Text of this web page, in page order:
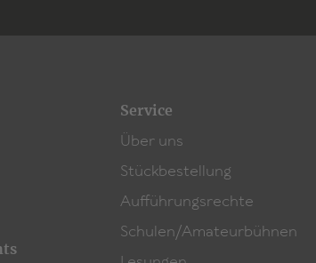
Service
Über uns
Stückbestellung
Aufführungsrechte
Schulen/Amateurbühnen